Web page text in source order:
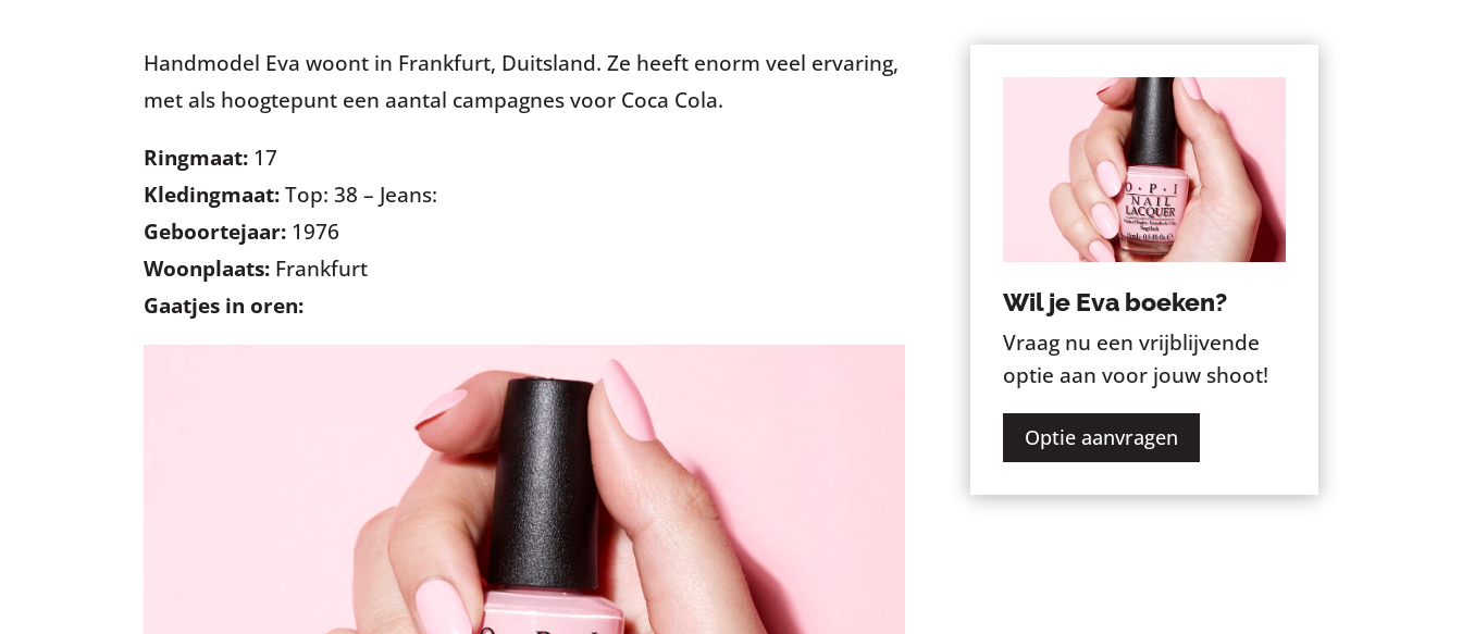
Handmodel Eva woont in Frankfurt, Duitsland. Ze heeft enorm veel ervaring,
met als hoogtepunt een aantal campagnes voor Coca Cola.
Ringmaat: 17
Kledingmaat:Top: 38 – Jeans:
Geboortejaar: 1976
Woonplaats: Frankfurt
Gaatjes in oren:
Wil je Eva boeken?
Vraag nu een vrijblijvende
optie aan voor jouw shoot!
Optie aanvragen